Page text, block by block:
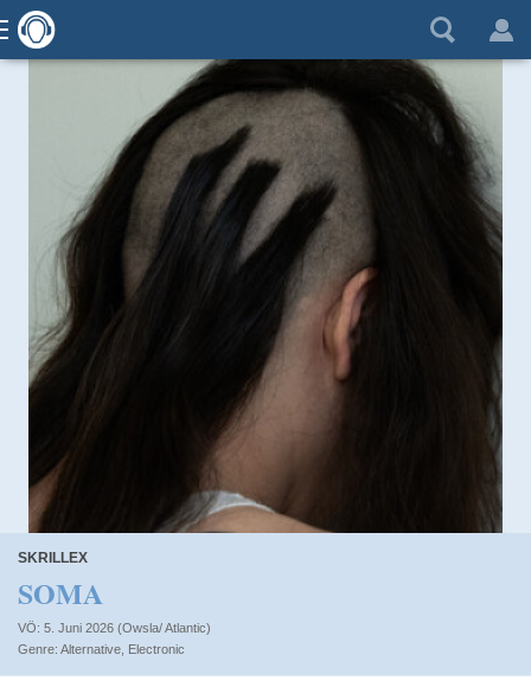
SKRILLEX
SOMA
VÖ: 5. Juni 2026 (Owsla/ Atlantic)
Alternative Electronic